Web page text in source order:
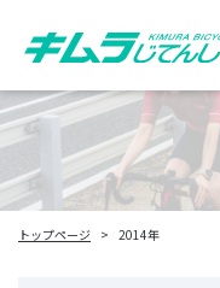
トップページ 2014年